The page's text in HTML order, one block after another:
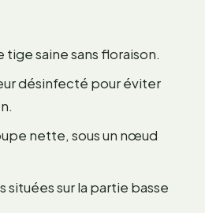
saine sans floraison.
désinfecté pour éviter
nette, sous un nœud
situées sur la partie basse